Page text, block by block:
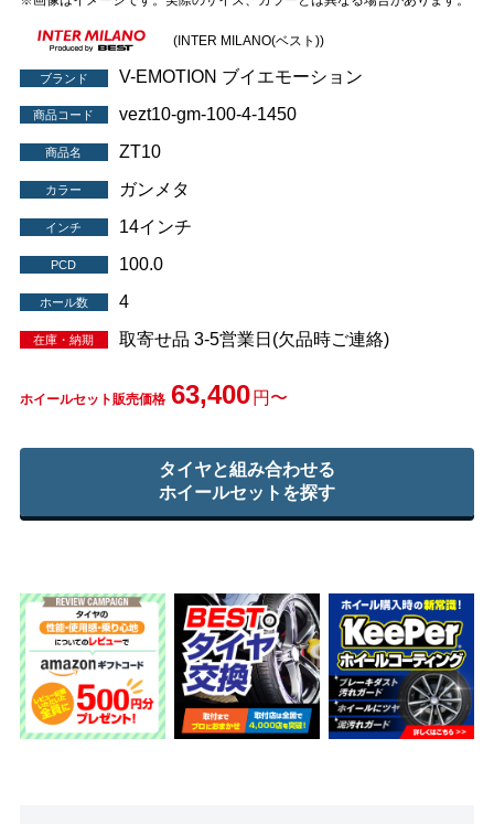
(INTER MILANO(ベスト))
ブランド V-EMOTION ブイエモーション
商品コード vezt10-gm-100-4-1450
商品名 ZT10
カラー ガンメタ
インチ 14インチ
PCD 100.0
ホール数 4
在庫・納期 取寄せ品 3-5営業日(欠品時ご連絡)
ホイールセット販売価格 63,400 円〜
タイヤと組み合わせる
ホイールセットを探す